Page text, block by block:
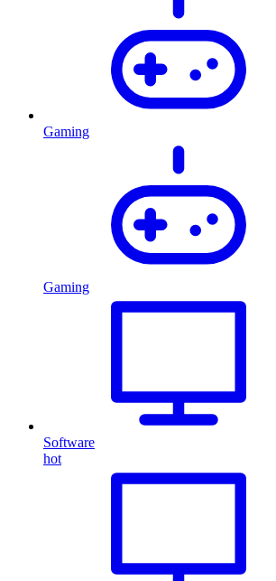
Gaming
Gaming
Software
hot